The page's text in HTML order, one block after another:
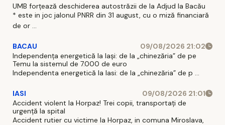
UMB forțează deschiderea autostrăzii de la Adjud la Bacău
* este in joc jalonul PNRR din 31 august, cu o miză financiară
de or ...
BACAU
09/08/2026 21:02
Independența energetică la Iași: de la „chinezăria” de pe
Temu la sistemul de 7.000 de euro
Independenta energetică la Iasi: de la „chinezăria” de p ...
IASI
09/08/2026 21:01
Accident violent la Horpaz! Trei copii, transportați de
urgență la spital
Accident rutier cu victime la Horpaz, in comuna Miroslava,